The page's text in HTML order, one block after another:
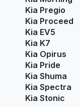
Kia Pregio
Kia Proceed
Kia EV5
Kia K7
Kia Opirus
Kia Pride
Kia Shuma
Kia Spectra
Kia Stonic